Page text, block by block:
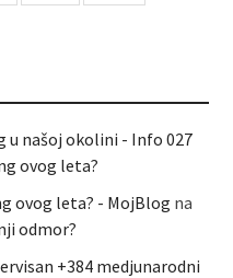
u našoj okolini - Info 027
ovog leta?
ovog leta? - MojBlog na
odmor?
+384 medjunarodni